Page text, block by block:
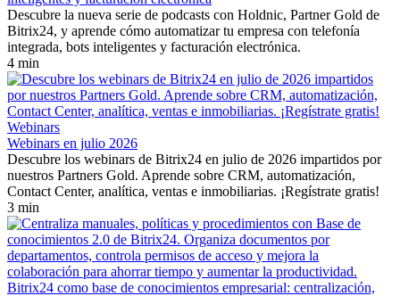
Descubre la nueva serie de podcasts con Holdnic, Partner Gold de
Bitrix24, y aprende cómo automatizar tu empresa con telefonía
integrada, bots inteligentes y facturación electrónica.
4 min
Webinars
Webinars en julio 2026
Descubre los webinars de Bitrix24 en julio de 2026 impartidos por
nuestros Partners Gold. Aprende sobre CRM, automatización,
Contact Center, analítica, ventas e inmobiliarias. ¡Regístrate gratis!
3 min
Bitrix24 como base de conocimientos empresarial: centralización,